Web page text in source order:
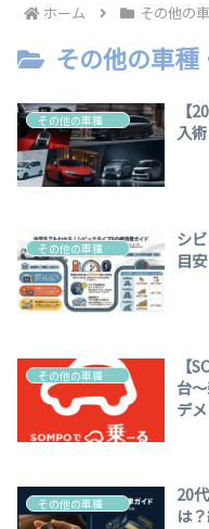
ホーム その他の
その他の車種
その他の車種・車選び
【
入
その他の車種・車選び
シ
目
その他の車種・車選び
【
台
デ
その他の車種・車選び
20
は